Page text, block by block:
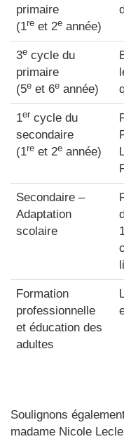
primaire
(1re et 2e année)
3e cycle du
primaire
(5e et 6e année)
1er cycle du
secondaire
(1re et 2e année)
Secondaire –
Adaptation
scolaire
Formation
professionnelle
et éducation des
adultes
Soulignons
madame Nicole